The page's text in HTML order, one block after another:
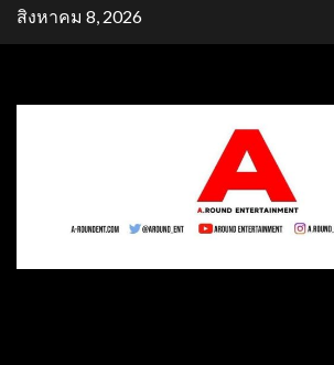
Skipสิงหาคม 8, 2026